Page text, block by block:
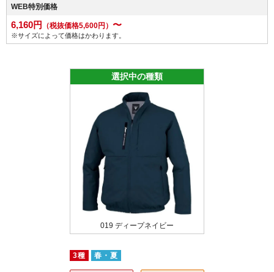
WEB特別価格
6,160円 （税抜価格5,600円） 〜
※サイズによって価格はかわります。
選択中の種類
019 ディープネイビー
3種 春・夏